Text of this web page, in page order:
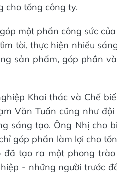
cho tổng công ty.
một phần công sức
tòi, thực hiện nhiều
sản phẩm, góp phần
Khai thác và Chế
Văn Tuấn cũng như đội
sáng tạo. Ông Nhị cho
góp phần làm lợi cho
tạo ra một phong
- những người trước